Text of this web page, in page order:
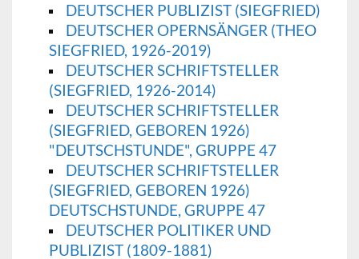
DEUTSCHER PUBLIZIST (SIEGFRIED)
DEUTSCHER OPERNSÄNGER (THEO
SIEGFRIED, 1926-2019)
DEUTSCHER SCHRIFTSTELLER
(SIEGFRIED, 1926-2014)
DEUTSCHER SCHRIFTSTELLER
(SIEGFRIED, GEBOREN 1926)
"DEUTSCHSTUNDE", GRUPPE 47
DEUTSCHER SCHRIFTSTELLER
(SIEGFRIED, GEBOREN 1926)
DEUTSCHSTUNDE, GRUPPE 47
DEUTSCHER POLITIKER UND
PUBLIZIST (1809-1881)